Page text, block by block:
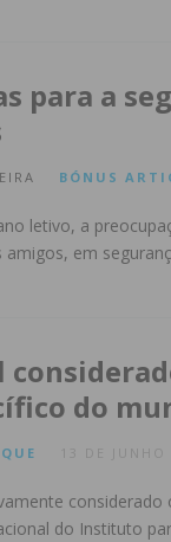
para a
BÓNUS
letivo, a
em
do
do Instituto